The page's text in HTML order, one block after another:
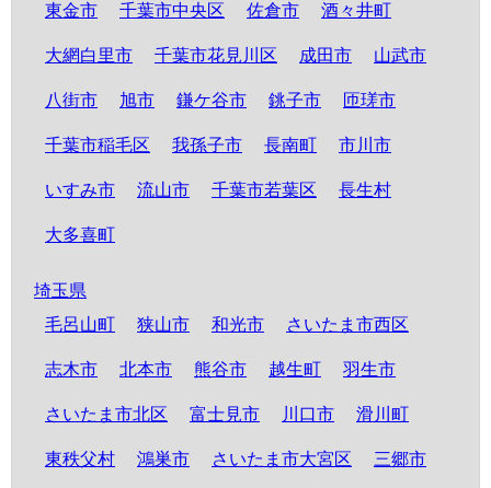
東金市 千葉市中央区 佐倉市 酒々井町
大網白里市 千葉市花見川区 成田市 山武市
八街市 旭市 鎌ケ谷市 銚子市 匝瑳市
千葉市稲毛区 我孫子市 長南町 市川市
いすみ市 流山市 千葉市若葉区 長生村
大多喜町
埼玉県
毛呂山町
狭山市 和光市 さいたま市西区
志木市 北本市 熊谷市 越生町 羽生市
さいたま市北区 富士見市 川口市 滑川町
東秩父村 鴻巣市 さいたま市大宮区 三郷市